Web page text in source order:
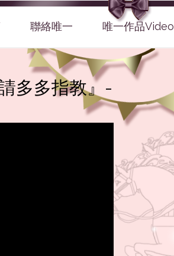
聯絡唯一 唯一作品Video
多多指教』-